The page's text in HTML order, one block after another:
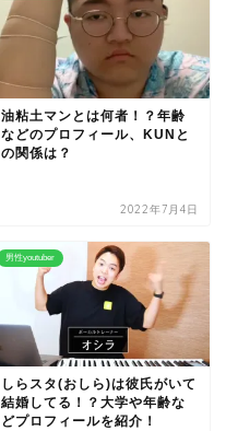
油粘土マンとは何者！？年齢
などのプロフィール、KUNと
の関係は？
2022年7月4日
男性youtuber
しらスタ(おしら)は彼氏がいて
結婚してる！？大学や年齢な
どプロフィールを紹介！